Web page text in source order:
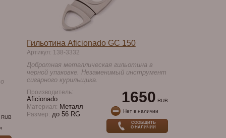
Гильотина Aficionado GC 150
Артикул: 138-3332
Добротная металлическая гильотина в
черной упаковке. Незаменимый инструмент
сигарного курильщика.
Производитель:
Aficionado
Материал: Металл
Размер: до 56 RG
1650 RUB
Нет в наличии
СООБЩИТЬ
О НАЛИЧИИ